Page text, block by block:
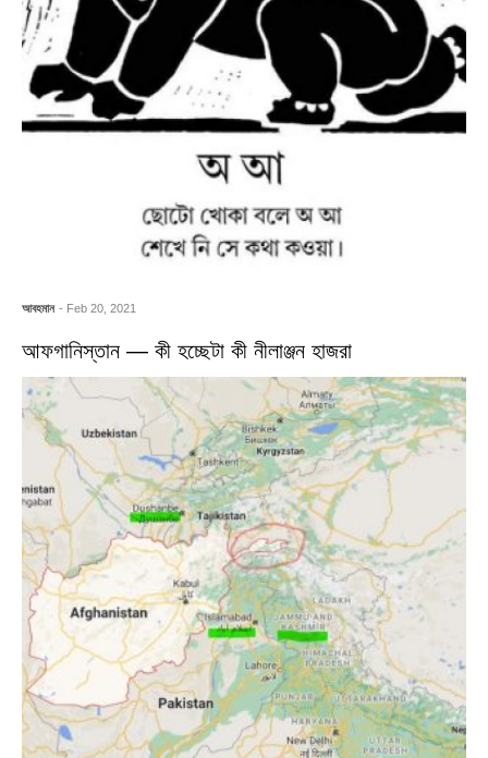
আবহমান - Feb 20, 2021
আফগানিস্তান — কী হচ্ছেটা কী নীলাঞ্জন হাজরা